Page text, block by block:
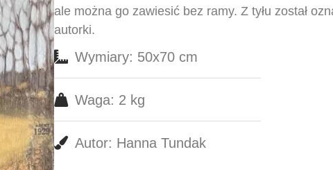
ale można go zawiesić bez ramy. Z tyłu został
autorki.
Wymiary: 50x70 cm
Waga: 2 kg
Autor: Hanna Tundak